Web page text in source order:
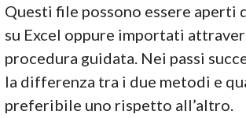
Questi file possono essere aperti
su Excel oppure importati
procedura guidata. Nei passi
la differenza tra i due metodi e
preferibile uno rispetto all’altro.